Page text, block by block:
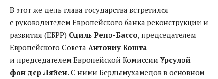
В этот же день глава государства встретился
с руководителем Европейского банка реконструкции и
развития (ЕБРР) Одиль Рено-Бассо, председателем
Европейского Совета Антониу Кошта
и председателем Европейской Комиссии Урсулой
фон дер Ляйен. С ними Берлымухамедов в основном